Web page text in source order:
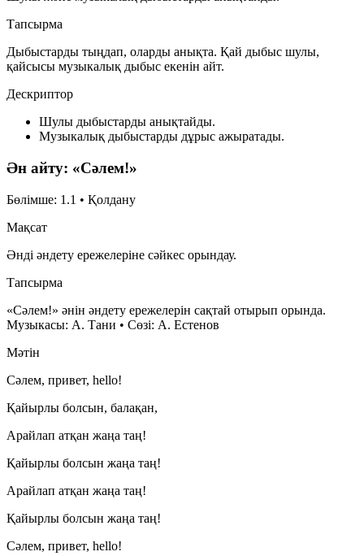
Тапсырма
Дыбыстарды тыңдап, оларды анықта. Қай дыбыс шулы,
қайсысы музыкалық дыбыс екенін айт.
Дескриптор
Шулы дыбыстарды анықтайды.
Музыкалық дыбыстарды дұрыс ажыратады.
Ән айту: «Сәлем!»
Бөлімше: 1.1 • Қолдану
Мақсат
Әнді әндету ережелеріне сәйкес орындау.
Тапсырма
«Сәлем!» әнін әндету ережелерін сақтай отырып орында.
Музыкасы: А. Тани • Сөзі: А. Естенов
Мәтін
Сәлем, привет, hello!
Қайырлы болсын, балақан,
Арайлап атқан жаңа таң!
Қайырлы болсын жаңа таң!
Арайлап атқан жаңа таң!
Қайырлы болсын жаңа таң!
Сәлем, привет, hello!